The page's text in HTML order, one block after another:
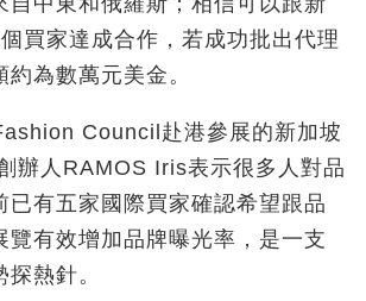
買家達成合作，若成功批出代理
為數萬元美金。
Council赴港參展的新加坡
辦人RAMOS Iris表示很多人對品
已有五家國際買家確認希望跟品
覽有效增加品牌曝光率，是一支
熱針。